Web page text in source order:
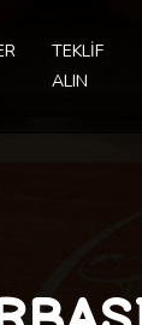
TEKLİF
ALIN